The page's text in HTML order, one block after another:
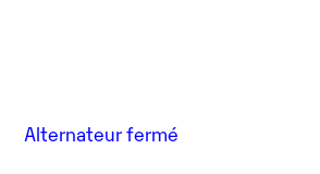
Alternateur fermé